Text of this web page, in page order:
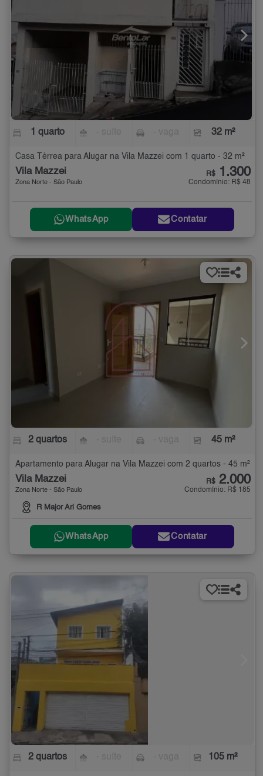
1 quarto 32 m²
Casa Térrea para Alugar na Vila Mazzei com 1 quarto - 32 m²
Vila Mazzei
Zona Norte - São Paulo
R$ 1.300
Condomínio: R$ 48
WhatsApp Contatar
2 quartos 45 m²
Apartamento para Alugar na Vila Mazzei com 2 quartos - 45 m²
Vila Mazzei
Zona Norte - São Paulo
R Major Ari Gomes
R$ 2.000
Condomínio: R$ 185
WhatsApp Contatar
2 quartos 105 m²